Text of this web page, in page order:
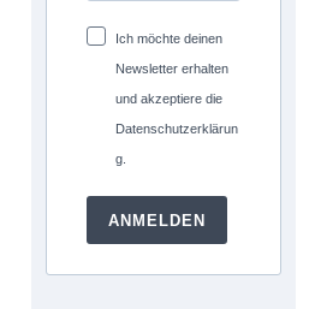
Ich möchte deinen
Newsletter erhalten
und akzeptiere die
Datenschutzerklärun
g.
ANMELDEN